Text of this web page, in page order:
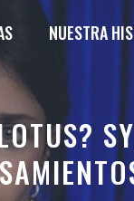
NUESTRA